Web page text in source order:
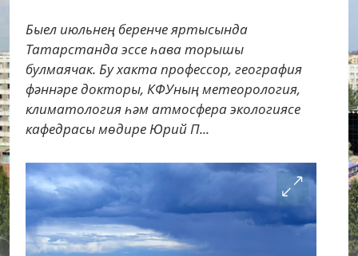
Быел июльнең беренче яртысында
Татарстанда эссе һава торышы
булмаячак. Бу хакта профессор, география
фәннәре докторы, КФУның метеорология,
климатология һәм атмосфера экологиясе
кафедрасы мөдире Юрий П...